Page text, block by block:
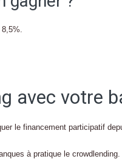
avec votre
le financement participatif
à pratique le